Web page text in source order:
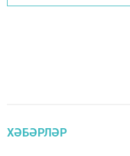
ХӘБӘРЛӘР